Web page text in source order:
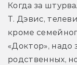
Когда за
Т. Дэвис,
кроме
«Доктор», надо
родственных,